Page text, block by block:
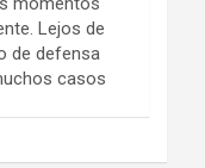
Lejos de
de defensa
casos